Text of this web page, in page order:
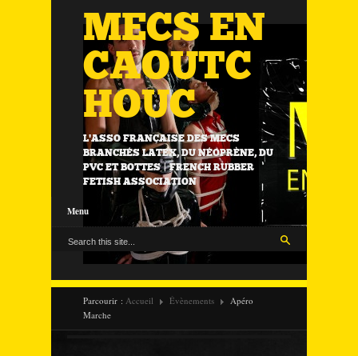
MECS EN
CAOUTC
HOUC
L'ASSO FRANÇAISE DES MECS
BRANCHÉS LATEX, DU NÉOPRÈNE, DU
PVC ET BOTTES | FRENCH RUBBER
FETISH ASSOCIATION
Menu
Parcourir : Accueil Évènements
Apéro
Marche